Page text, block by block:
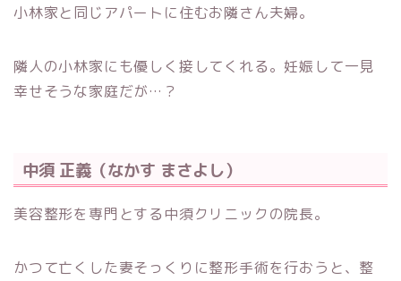
小林家と同じアパートに住むお隣さん夫婦。
隣人の小林家にも優しく接してくれる。妊娠して一見
幸せそうな家庭だが…？
中須 正義（なかす まさよし）
美容整形を専門とする中須クリニックの院長。
かつて亡くした妻そっくりに整形手術を行おうと、整